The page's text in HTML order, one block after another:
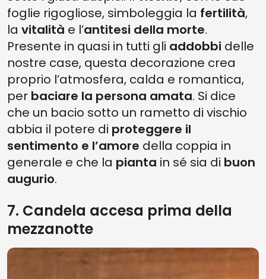
foglie rigogliose, simboleggia la fertilità,
la vitalità e l’antitesi della morte.
Presente in quasi in tutti gli addobbi delle
nostre case, questa decorazione crea
proprio l’atmosfera, calda e romantica,
per baciare la persona amata. Si dice
che un bacio sotto un rametto di vischio
abbia il potere di proteggere il
sentimento e l’amore della coppia in
generale e che la pianta in sé sia di buon
augurio.
7. Candela accesa prima della
mezzanotte